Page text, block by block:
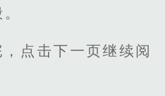
点击下一页继续阅